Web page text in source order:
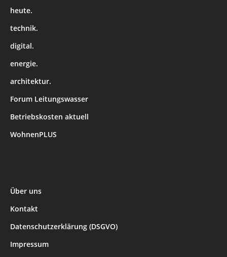
heute.
technik.
digital.
energie.
architektur.
Forum Leitungswasser
Betriebskosten aktuell
WohnenPLUS
Über uns
Kontakt
Datenschutzerklärung (DSGVO)
Impressum